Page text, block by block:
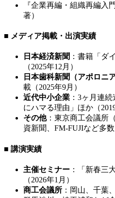
『企業再編・組織再編入
著）
■ メディア掲載・出演実績
日本経済新聞 ：書籍「ダ
（2025年12月）
日本歯科新聞（アポロニア
載（2025年9月）
近代中小企業 ：3ヶ月連
にハマる理由」ほか（2019
その他：東京商工会議所
資新聞、FM-FUJIなど多数
■ 講演実績
主催セミナー ：「新春三
（2026年1月）
商工会議所 ：岡山、千葉